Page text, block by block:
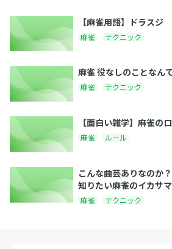
【麻雀用語】ドラスジ
麻雀 テクニック
麻雀 役なしのことなん
麻雀 テクニック
【面白い雑学】麻雀の
麻雀 ルール
こんな曲芸ありなのか
知りたい麻雀のイカサ
麻雀 テクニック